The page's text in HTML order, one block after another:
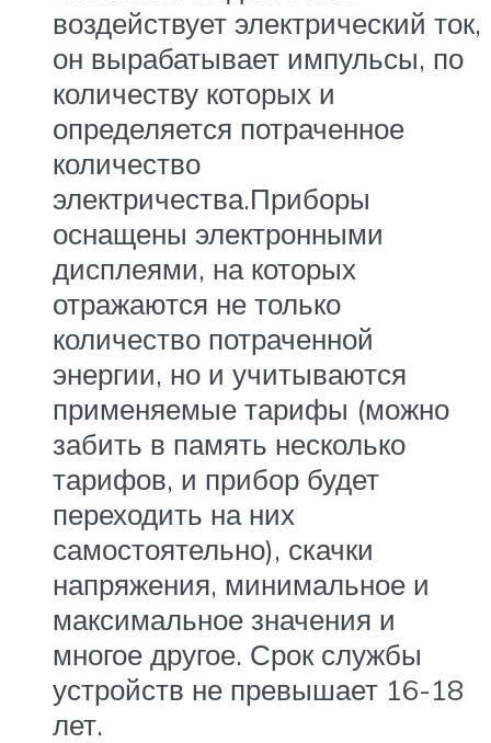
воздействует электрический ток,
он вырабатывает импульсы, по
количеству которых и
определяется потраченное
количество
электричества.Приборы
оснащены электронными
дисплеями, на которых
отражаются не только
количество потраченной
энергии, но и учитываются
применяемые тарифы (можно
забить в память несколько
тарифов, и прибор будет
переходить на них
самостоятельно), скачки
напряжения, минимальное и
максимальное значения и
многое другое. Срок службы
устройств не превышает 16-18
лет.